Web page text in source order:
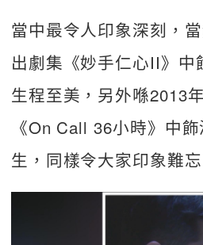
當中最令人印象深刻，
出劇集《妙手仁心II》中
生程至美，另外喺2013
《On Call 36小時》中
生，同樣令大家印象難忘